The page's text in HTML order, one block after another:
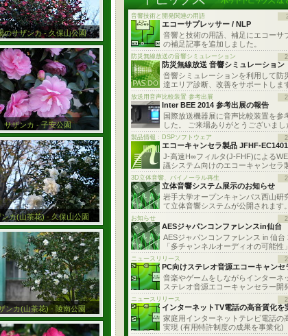
のサザンカ - 久保山公園
サザンカ - 子安公園
カ(山茶花) - 久保山公園
ンカ(山茶花) - 陵南公園
音響技術と開発関連の用語
エコーサプレッサー / NLP
音響と技術の用語、補足にエコーサ
の補足記事を追加しました。
防災無線放送の音響シミュレーション
防災無線放送 音響シミュレーション
音響シミュレーションを利用して防
達エリア診断、改善をサポートしま
放送用音声比較装置 参考出展
Inter BEE 2014 参考出展の報告
国際放送機器展に音声比較装置を参
した。 ご来場ありがとうございまし
製品情報 : DSPソフトウェア
エコーキャンセラ製品 JFHF-
J-高速H∞フィルタ(J-FHF)による
議システム向けのエコーキャンセラ
3D立体音響、バイノーラル再生
立体音響システム展示のお知らせ
岩手大学オープンキャンパス西山研
て立体音響システムが公開されます。
お知らせ
AESジャパンコンファレンスin仙台
AESジャパンコンファレンス in 仙台
「多チャンネルオーディオの可能性」
ニュースリリース
PC向けステレオ音源エコーキャンセ
音楽やゲームをしながらインターネ
ステレオ音源エコーキャンセラー開
ニュースリリース
インターネットTV電話の高音質化を
家庭用インターネットテレビ電話の
実現 (有用特許制度の成果を事業化)